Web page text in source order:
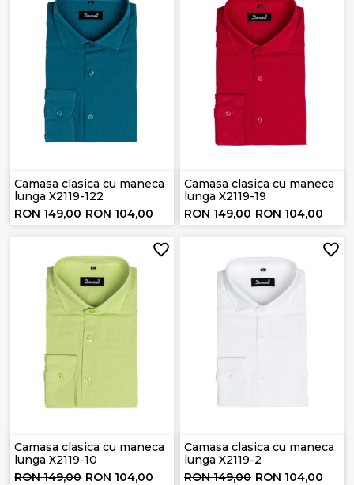
Camasa clasica cu maneca
lunga X2119-122
RON 149,00 RON 104,00
Camasa clasica cu maneca
lunga X2119-19
RON 149,00 RON 104,00
Camasa clasica cu maneca
lunga X2119-10
RON 149,00 RON 104,00
Camasa clasica cu maneca
lunga X2119-2
RON 149,00 RON 104,00